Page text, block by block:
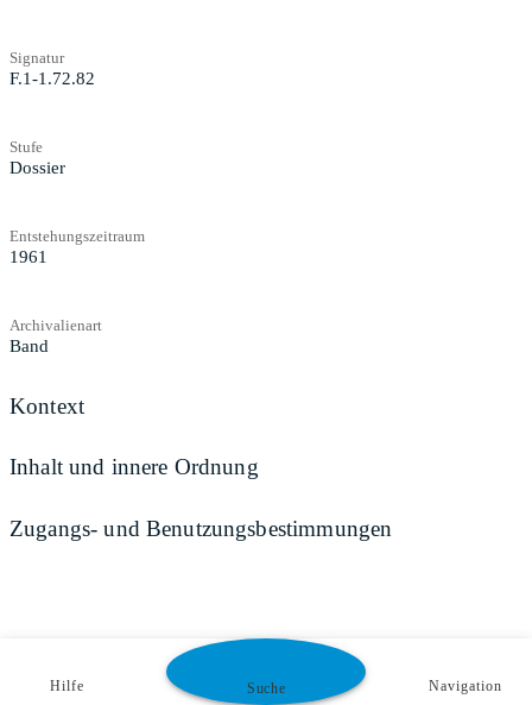
Signatur
F.1-1.72.82
Stufe
Dossier
Entstehungszeitraum
1961
Archivalienart
Band
Kontext
Inhalt und innere Ordnung
Zugangs- und Benutzungsbestimmungen
Hilfe Suche Navigation